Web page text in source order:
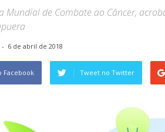
Mundial de Combate ao Câncer,
- 6 de abril de 2018
Facebook Tweet no Twitter